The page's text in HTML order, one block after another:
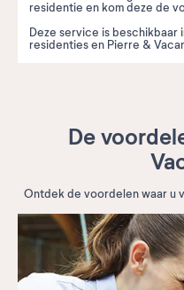
residentie en kom deze de
Deze service is beschikbaar
residenties en Pierre &
De
Ontdek de voordelen waar u